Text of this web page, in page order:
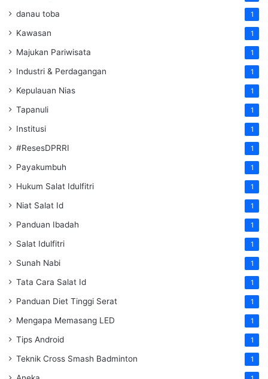
danau toba 1
Kawasan 1
Majukan Pariwisata 1
Industri & Perdagangan 1
Kepulauan Nias 1
Tapanuli 1
Institusi 1
#ResesDPRRI 1
Payakumbuh 1
Hukum Salat Idulfitri 1
Niat Salat Id 1
Panduan Ibadah 1
Salat Idulfitri 1
Sunah Nabi 1
Tata Cara Salat Id 1
Panduan Diet Tinggi Serat 1
Mengapa Memasang LED 1
Tips Android 1
Teknik Cross Smash Badminton 1